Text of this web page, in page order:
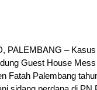
PALEMBANG –
Guest House
Fatah Palembang